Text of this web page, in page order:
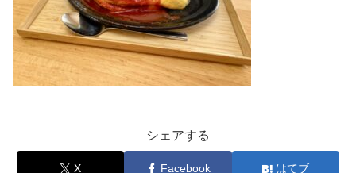
シェアする
X Facebook はてブ